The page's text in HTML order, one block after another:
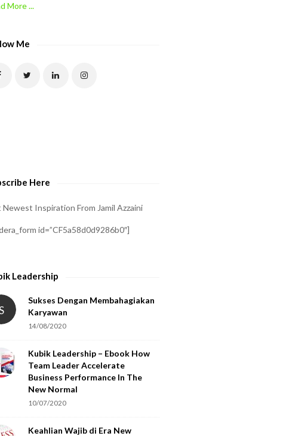
More ...
Me
Here
Newest Inspiration From Jamil Azzaini
id=”CF5a58d0d9286b0″]
Leadership
Sukses Dengan Membahagiakan
Karyawan
14/08/2020
Kubik Leadership – Ebook How
Team Leader Accelerate
Business Performance In The
New Normal
10/07/2020
Keahlian Wajib di Era New